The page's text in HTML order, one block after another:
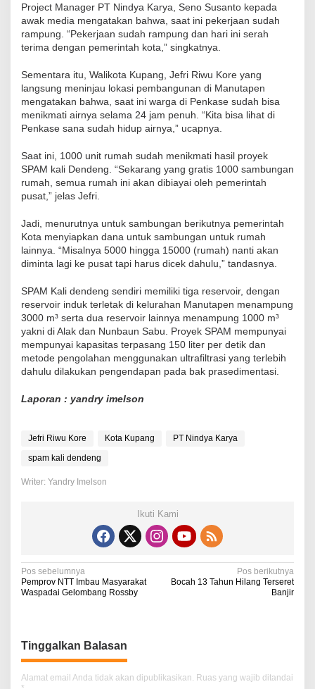
Project Manager PT Nindya Karya, Seno Susanto kepada
awak media mengatakan bahwa, saat ini pekerjaan sudah
rampung. “Pekerjaan sudah rampung dan hari ini serah
terima dengan pemerintah kota,” singkatnya.
Sementara itu, Walikota Kupang, Jefri Riwu Kore yang
langsung meninjau lokasi pembangunan di Manutapen
mengatakan bahwa, saat ini warga di Penkase sudah bisa
menikmati airnya selama 24 jam penuh. “Kita bisa lihat di
Penkase sana sudah hidup airnya,” ucapnya.
Saat ini, 1000 unit rumah sudah menikmati hasil proyek
SPAM kali Dendeng. “Sekarang yang gratis 1000 sambungan
rumah, semua rumah ini akan dibiayai oleh pemerintah
pusat,” jelas Jefri.
Jadi, menurutnya untuk sambungan berikutnya pemerintah
Kota menyiapkan dana untuk sambungan untuk rumah
lainnya. “Misalnya 5000 hingga 15000 (rumah) nanti akan
diminta lagi ke pusat tapi harus dicek dahulu,” tandasnya.
SPAM Kali dendeng sendiri memiliki tiga reservoir, dengan
reservoir induk terletak di kelurahan Manutapen menampung
3000 m³ serta dua reservoir lainnya menampung 1000 m³
yakni di Alak dan Nunbaun Sabu. Proyek SPAM mempunyai
mempunyai kapasitas terpasang 150 liter per detik dan
metode pengolahan menggunakan ultrafiltrasi yang terlebih
dahulu dilakukan pengendapan pada bak prasedimentasi.
Laporan : yandry imelson
Jefri Riwu Kore Kota Kupang
PT Nindya Karya
spam kali dendeng
Writer: Yandry Imelson
Ikuti Kami
N
a
g
a
Pos sebelumnya
Pemprov NTT Imbau Masyarakat
Waspadai Gelombang Rossby
Pos berikutnya
Bocah 13 Tahun Hilang Terseret
Banjir
Tinggalkan Balasan
Alamat email Anda tidak akan dipublikasikan. Ruas yang wajib ditandai